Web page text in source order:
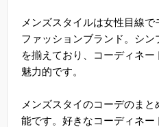
メンズスタイルは女性目線
ファッションブランド。シ
を揃えており、コーディネ
魅力的です。
メンズスタイのコーデのま
能です。好きなコーディネー